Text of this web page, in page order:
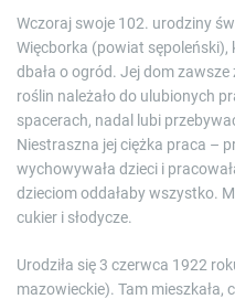
Wczoraj swoje 102. urodziny
Więcborka (powiat sępoleński),
dbała o ogród. Jej dom
roślin należało do ulubionych
spacerach, nadal lubi
Niestraszna jej ciężka praca –
wychowywała dzieci i
dzieciom oddałaby wszystko.
cukier i słodycze.
Urodziła się 3 czerwca 1922
mazowieckie). Tam mieszkała,